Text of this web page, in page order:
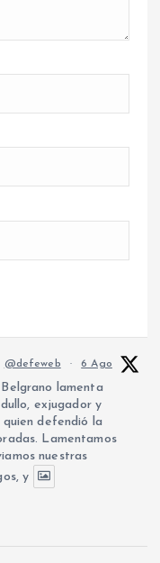
@defeweb · 6 Ago
lamenta
exjugador y
defendió la
Lamentamos
nuestras
y